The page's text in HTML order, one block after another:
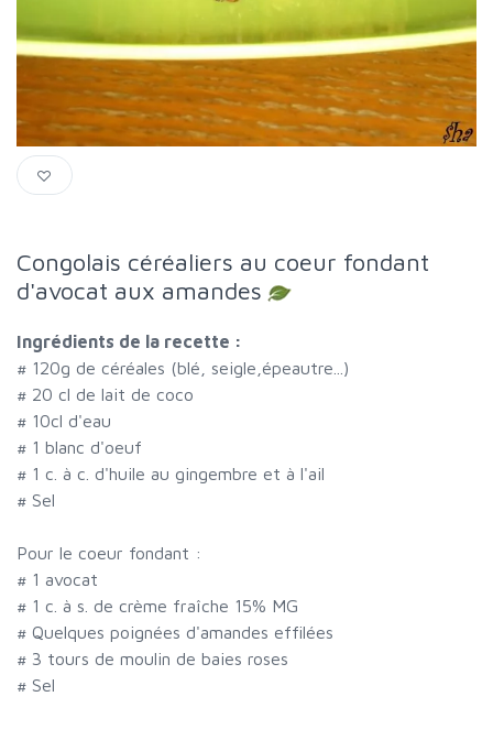
Congolais céréaliers au coeur fondant
d'avocat aux amandes
Ingrédients de la recette :
# 120g de céréales (blé, seigle,épeautre...)
# 20 cl de lait de coco
# 10cl d'eau
# 1 blanc d'oeuf
# 1 c. à c. d'huile au gingembre et à l'ail
# Sel
Pour le coeur fondant :
# 1 avocat
# 1 c. à s. de crème fraîche 15% MG
# Quelques poignées d'amandes effilées
# 3 tours de moulin de baies roses
# Sel